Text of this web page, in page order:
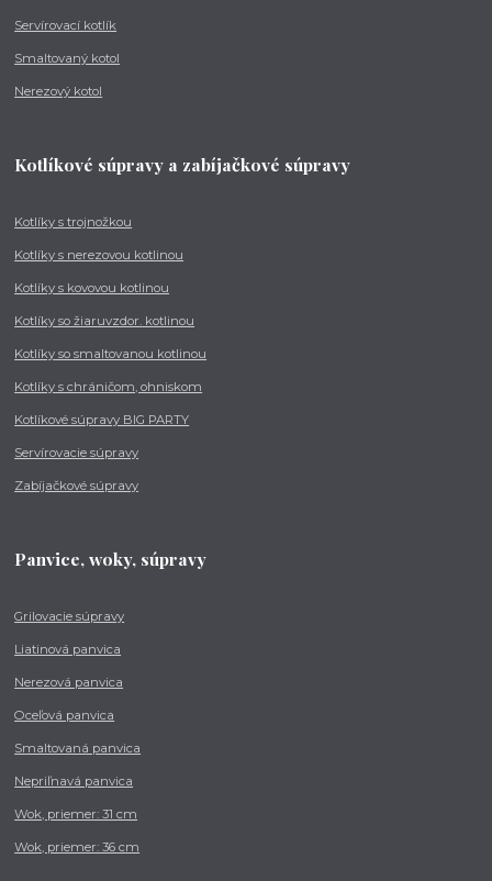
Servírovací kotlík
Smaltovaný kotol
Nerezový kotol
Kotlíkové súpravy a zabíjačkové súpravy
Kotlíky s trojnožkou
Kotlíky s nerezovou kotlinou
Kotlíky s kovovou kotlinou
Kotlíky so žiaruvzdor. kotlinou
Kotlíky so smaltovanou kotlinou
Kotlíky s chráničom, ohniskom
Kotlíkové súpravy BIG PARTY
Servírovacie súpravy
Zabíjačkové súpravy
Panvice, woky, súpravy
Grilovacie súpravy
Liatinová panvica
Nerezová panvica
Oceľová panvica
Smaltovaná panvica
Nepriľnavá panvica
Wok, priemer: 31 cm
Wok, priemer: 36 cm